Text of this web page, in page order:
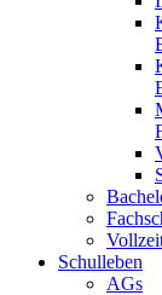
Schulleben
AGs